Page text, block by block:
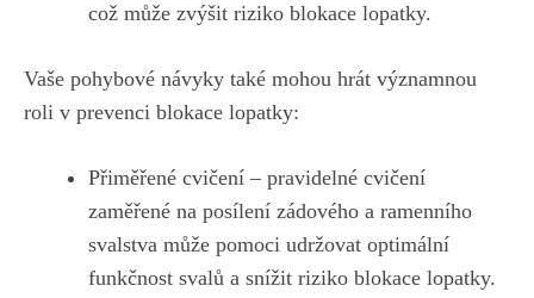
což může zvýšit riziko blokace lopatky.
Vaše pohybové návyky také mohou hrát významnou
roli v prevenci blokace lopatky:
Přiměřené cvičení – pravidelné cvičení
zaměřené na posílení zádového a ramenního
svalstva může pomoci udržovat optimální
funkčnost svalů a snížit riziko blokace lopatky.